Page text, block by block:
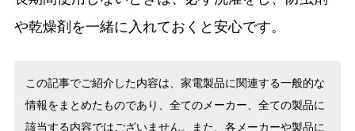
や乾燥剤を一緒に入れておくと安心です。
この記事でご紹介した内容は、家電製品に関連する一般的な
情報をまとめたものであり、全てのメーカー、全ての製品に
該当する内容ではございません。また、各メーカーや製品に